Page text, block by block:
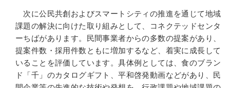
次に公民共創およびスマートシティの推進を通じて地域
課題の解決に向けた取り組みとして、コネクテッドセンタ
ーちばがあります。民間事業者からの多数の提案があり、
提案件数・採用件数ともに増加するなど、着実に成長して
いることを評価しています。具体例としては、食のブラン
ド「千」のカタログギフト、平和啓発動画などがあり、民